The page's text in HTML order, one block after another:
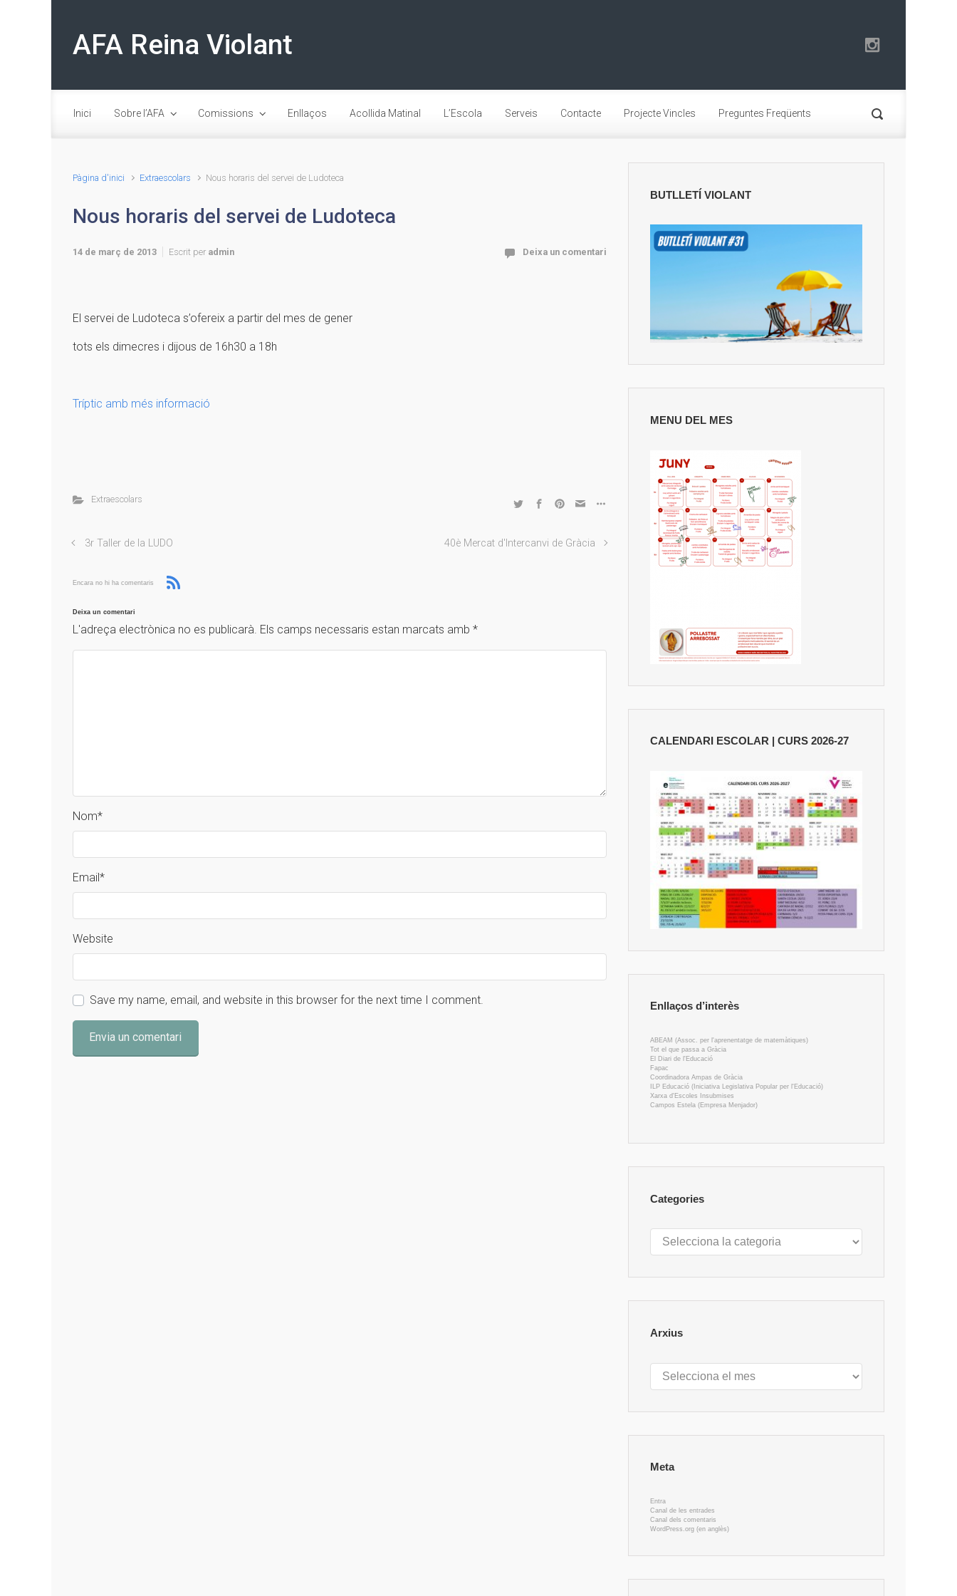
AFA Reina Violant
Inici Sobre l’AFA Comissions Enllaços Acollida Matinal L’Escola Serveis Contacte Projecte Vincles Preguntes Freqüents
Pàgina d'inici Extraescolars Nous horaris del servei de Ludoteca
Nous horaris del servei de Ludoteca
14 de març de 2013 Escrit per admin Deixa un comentari
El servei de Ludoteca s’ofereix a partir del mes de gener
tots els dimecres i dijous de 16h30 a 18h
Tríptic amb més informació
Extraescolars
3r Taller de la LUDO 40è Mercat d'Intercanvi de Gràcia
Encara no hi ha comentaris
Deixa un comentari
L'adreça electrònica no es publicarà. Els camps necessaris estan marcats amb *
Nom*
Email*
Website
Save my name, email, and website in this browser for the next time I comment.
BUTLLETÍ VIOLANT
MENU DEL MES
CALENDARI ESCOLAR | CURS 2026-27
Enllaços d’interès
ABEAM (Assoc. per l'aprenentatge de matemàtiques)
Tot el que passa a Gràcia
El Diari de l'Educació
Fapac
Coordinadora Ampas de Gràcia
ILP Educació (Iniciativa Legislativa Popular per l'Educació)
Xarxa d'Escoles Insubmises
Campos Estela (Empresa Menjador)
Categories
Categories
Arxius
Arxius
Meta
Entra
Canal de les entrades
Canal dels comentaris
WordPress.org (en anglès)